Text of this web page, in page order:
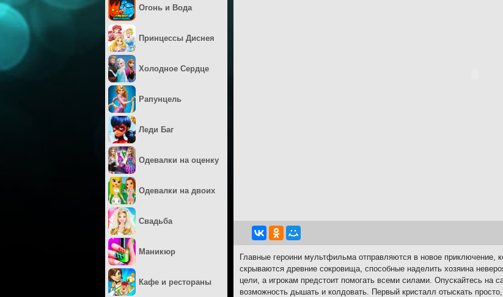
Главные героини мультфильма отправляются в новое приключение,
скрываются древние сокровища, способные наделить хозяина
цели, а игрокам предстоит помогать всеми силами. Опускайтесь на
возможность дышать и колдовать. Первый кристалл отыскать
Огонь и Вода
Принцессы Диснея
Холодное Сердце
Рапунцель
Леди Баг
Одевалки на оценку
Одевалки на двоих
Свадьба
Маникюр
Кафе и рестораны